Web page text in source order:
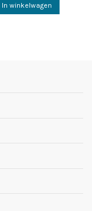
In winkelwagen